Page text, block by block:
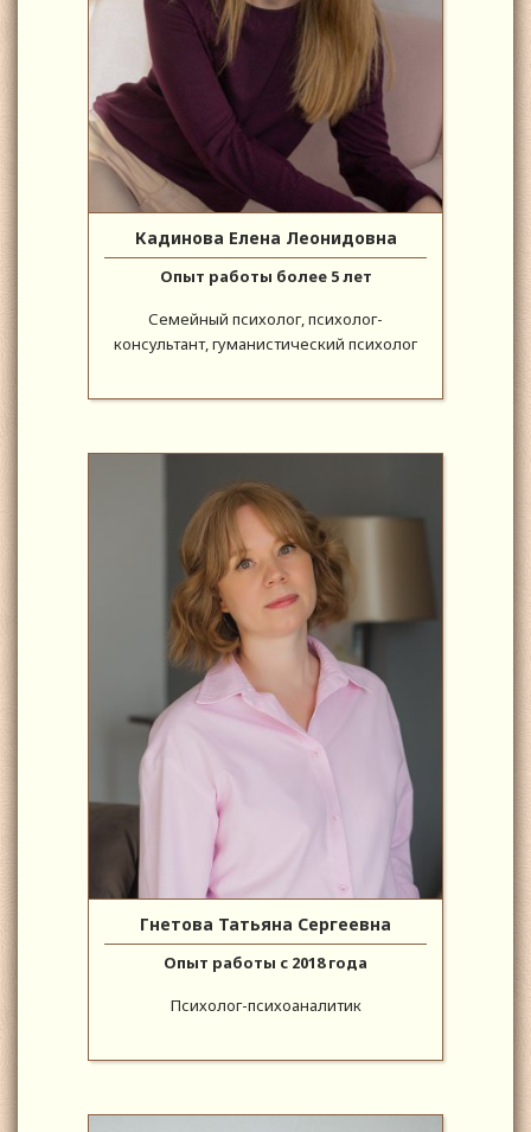
Кадинова Елена Леонидовна
Опыт работы более 5 лет
Семейный психолог, психолог-
консультант, гуманистический психолог
Гнетова Татьяна Сергеевна
Опыт работы с 2018 года
Психолог-психоаналитик